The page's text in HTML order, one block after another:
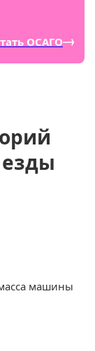
ОСАГО
машины